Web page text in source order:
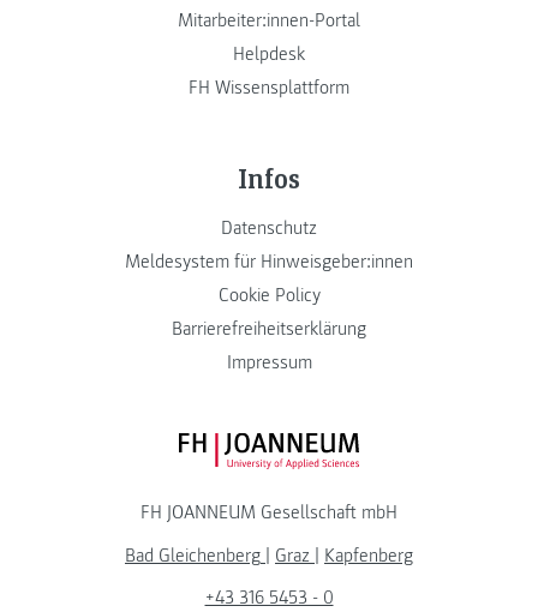
Mitarbeiter:innen-Portal
Helpdesk
FH Wissensplattform
Infos
Datenschutz
Meldesystem für Hinweisgeber:innen
Cookie Policy
Barrierefreiheitserklärung
Impressum
FH JOANNEUM Logo
FH JOANNEUM Gesellschaft mbH
Bad Gleichenberg | Graz | Kapfenberg
+43 316 5453 - 0